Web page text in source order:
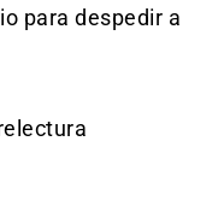
para despedir a